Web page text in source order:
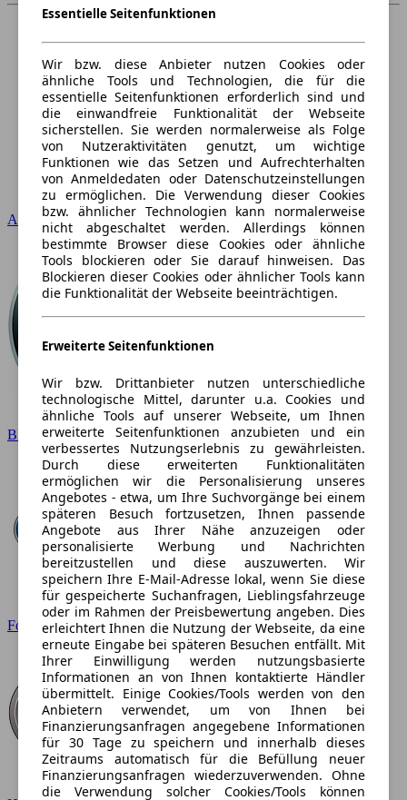
Audi
BMW
Ford
Essentielle Seitenfunktionen
Wir bzw. diese Anbieter nutzen Cookies oder
ähnliche Tools und Technologien, die für die
essentielle Seitenfunktionen erforderlich sind und
die einwandfreie Funktionalität der Webseite
sicherstellen. Sie werden normalerweise als Folge
von Nutzeraktivitäten genutzt, um wichtige
Funktionen wie das Setzen und Aufrechterhalten
von Anmeldedaten oder Datenschutzeinstellungen
zu ermöglichen. Die Verwendung dieser Cookies
bzw. ähnlicher Technologien kann normalerweise
nicht abgeschaltet werden. Allerdings können
bestimmte Browser diese Cookies oder ähnliche
Tools blockieren oder Sie darauf hinweisen. Das
Blockieren dieser Cookies oder ähnlicher Tools kann
die Funktionalität der Webseite beeinträchtigen.
Erweiterte Seitenfunktionen
Wir bzw. Drittanbieter nutzen unterschiedliche
technologische Mittel, darunter u.a. Cookies und
ähnliche Tools auf unserer Webseite, um Ihnen
erweiterte Seitenfunktionen anzubieten und ein
verbessertes Nutzungserlebnis zu gewährleisten.
Durch diese erweiterten Funktionalitäten
ermöglichen wir die Personalisierung unseres
Angebotes - etwa, um Ihre Suchvorgänge bei einem
späteren Besuch fortzusetzen, Ihnen passende
Angebote aus Ihrer Nähe anzuzeigen oder
personalisierte Werbung und Nachrichten
bereitzustellen und diese auszuwerten. Wir
speichern Ihre E-Mail-Adresse lokal, wenn Sie diese
für gespeicherte Suchanfragen, Lieblingsfahrzeuge
oder im Rahmen der Preisbewertung angeben. Dies
erleichtert Ihnen die Nutzung der Webseite, da eine
erneute Eingabe bei späteren Besuchen entfällt. Mit
Ihrer Einwilligung werden nutzungsbasierte
Informationen an von Ihnen kontaktierte Händler
übermittelt. Einige Cookies/Tools werden von den
Anbietern verwendet, um von Ihnen bei
Finanzierungsanfragen angegebene Informationen
für 30 Tage zu speichern und innerhalb dieses
Zeitraums automatisch für die Befüllung neuer
Finanzierungsanfragen wiederzuverwenden. Ohne
die Verwendung solcher Cookies/Tools können